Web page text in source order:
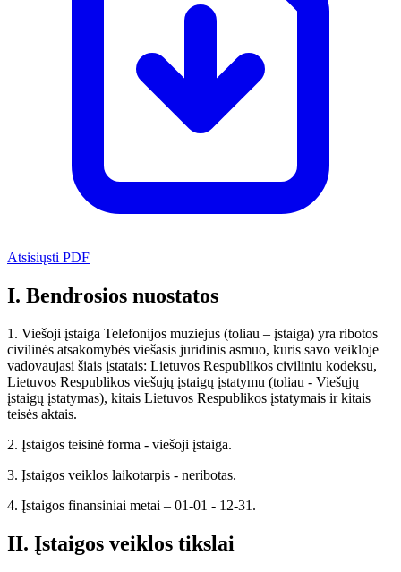
Atsisiųsti PDF
I. Bendrosios nuostatos
1. Viešoji įstaiga Telefonijos muziejus (toliau – įstaiga) yra ribotos
civilinės atsakomybės viešasis juridinis asmuo, kuris savo veikloje
vadovaujasi šiais įstatais: Lietuvos Respublikos civiliniu kodeksu,
Lietuvos Respublikos viešujų įstaigų įstatymu (toliau - Viešųjų
įstaigų įstatymas), kitais Lietuvos Respublikos įstatymais ir kitais
teisės aktais.
2. Įstaigos teisinė forma - viešoji įstaiga.
3. Įstaigos veiklos laikotarpis - neribotas.
4. Įstaigos finansiniai metai – 01-01 - 12-31.
II. Įstaigos veiklos tikslai